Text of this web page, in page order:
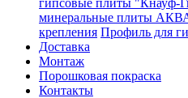
гипсовые плиты "Кнауф-
минеральные плиты
крепления Профиль для
Доставка
Монтаж
Порошковая покраска
Контакты